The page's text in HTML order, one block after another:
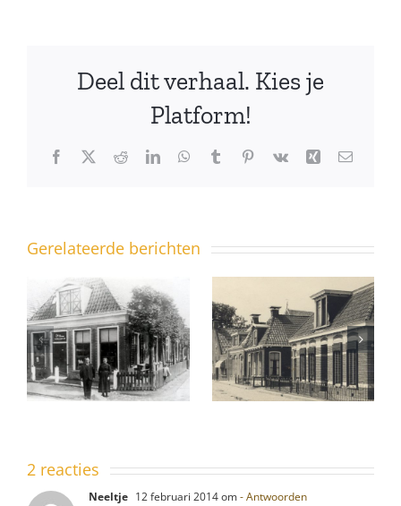
Deel dit verhaal. Kies je
Platform!
Facebook
X RedditLinkedInWhatsApp
TumblrPinterest
Vk Xing E-
Gerelateerde berichten
Ferniawei
10 – ook
een pand
met
Uit het
dorpsarchief
2 reacties
Neeltje 12 februari 2014 om- Antwoorden